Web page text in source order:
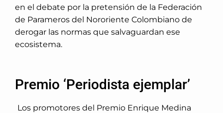
en el debate por la pretensión de la Federación
de Parameros del Nororiente Colombiano de
derogar las normas que salvaguardan ese
ecosistema.
Premio ‘Periodista ejemplar’
Los promotores del Premio Enrique Medina